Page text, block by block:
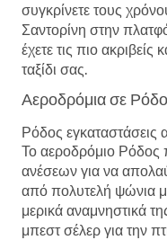
συγκρίνετε τους
Σαντορίνη στην
έχετε τις πιο ακριβείς
ταξίδι σας.
Αεροδρόμια σε
Ρόδος εγκαταστάσεις
Το αεροδρόμιο Ρόδος
ανέσεων για να
από πολυτελή ψώνια
μερικά αναμνηστικά
μπεστ σέλερ για την